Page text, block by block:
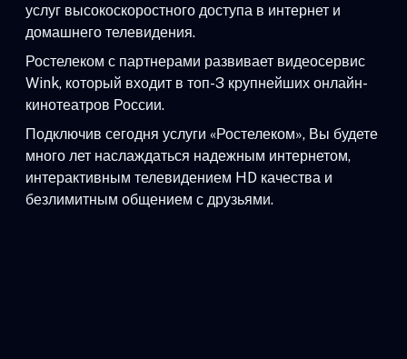
услуг высокоскоростного доступа в интернет и
домашнего телевидения.
Ростелеком с партнерами развивает видеосервис
Wink, который входит в топ-3 крупнейших онлайн-
кинотеатров России.
Подключив сегодня услуги «Ростелеком», Вы будете
много лет наслаждаться надежным интернетом,
интерактивным телевидением HD качества и
безлимитным общением с друзьями.